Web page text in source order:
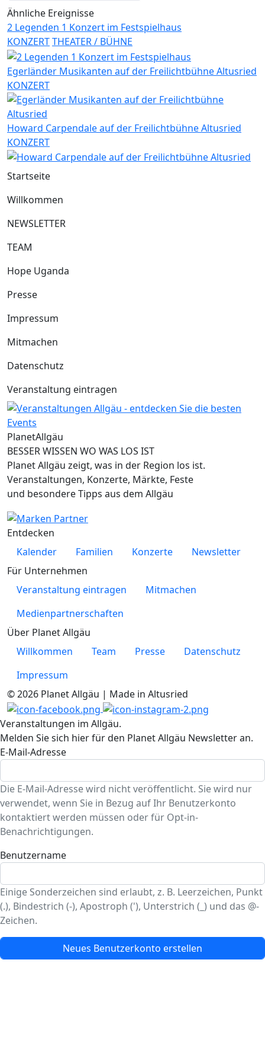
Ähnliche Ereignisse
2 Legenden 1 Konzert im Festspielhaus
KONZERTTHEATER / BÜHNE
Egerländer Musikanten auf der Freilichtbühne Altusried
KONZERT
Howard Carpendale auf der Freilichtbühne Altusried
KONZERT
Startseite
Willkommen
NEWSLETTER
TEAM
Hope Uganda
Presse
Impressum
Mitmachen
Datenschutz
Veranstaltung eintragen
PlanetAllgäu
BESSER WISSEN WO WAS LOS IST
Planet Allgäu zeigt, was in der Region los ist.
Veranstaltungen, Konzerte, Märkte, Feste
und besondere Tipps aus dem Allgäu
Entdecken
Kalender
Familien Konzerte
Newsletter
Für Unternehmen
Veranstaltung eintragen
Mitmachen
Medienpartnerschaften
Über Planet Allgäu
Willkommen
Team Presse
Datenschutz
Impressum
© 2026 Planet Allgäu | Made in Altusried
Veranstaltungen im Allgäu.
Melden Sie sich hier für den Planet Allgäu Newsletter an.
E-Mail-Adresse
Die E-Mail-Adresse wird nicht veröffentlicht. Sie wird nur
verwendet, wenn Sie in Bezug auf Ihr Benutzerkonto
kontaktiert werden müssen oder für Opt-in-
Benachrichtigungen.
Benutzername
Einige Sonderzeichen sind erlaubt, z. B. Leerzeichen, Punkt
(.), Bindestrich (-), Apostroph ('), Unterstrich (_) und das @-
Zeichen.